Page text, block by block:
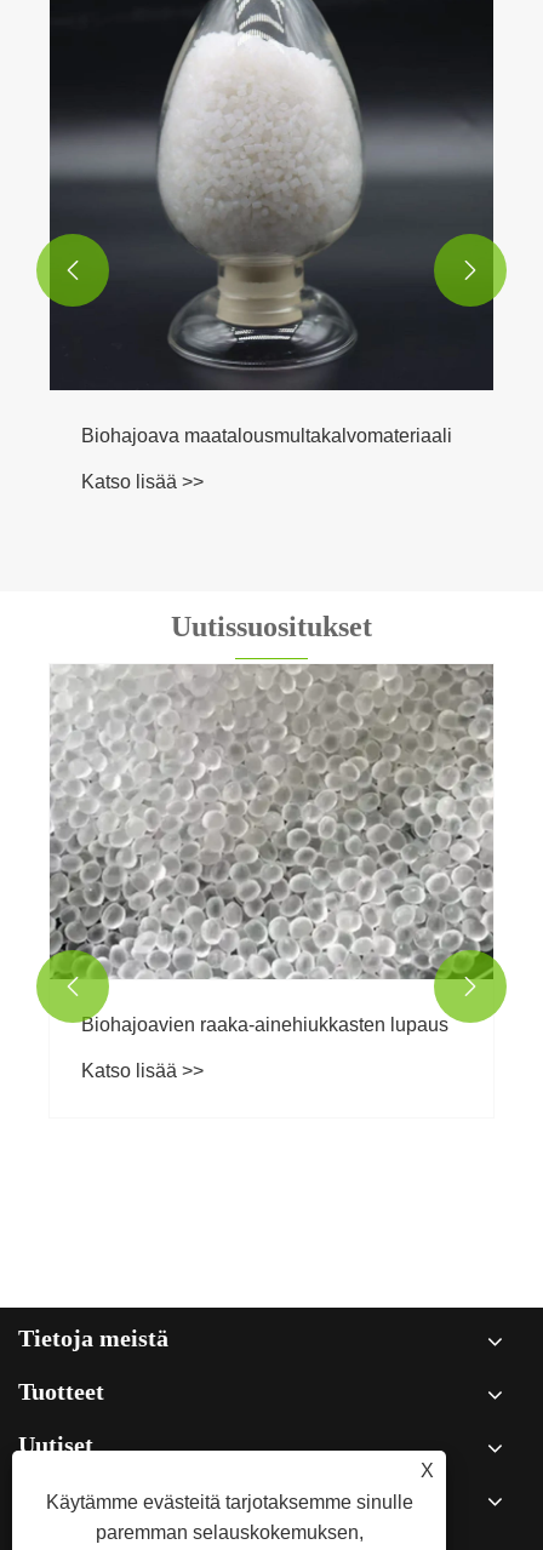
Biohajoava maatalousmultakalvomateriaali
Katso lisää >>
 
Uutissuositukset
Biohajoavien raaka-ainehiukkasten lupaus
Katso lisää >>
 
Tietoja meistä
Tuotteet
Uutiset
Ota meihin yhteyttä
X
Käytämme evästeitä tarjotaksemme sinulle
paremman selauskokemuksen,